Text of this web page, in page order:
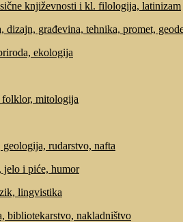
književnosti i kl. filologija, latinizam
dizajn, građevina, tehnika, promet,
ekologija
mitologija
rudarstvo, nafta
jelo i piće, humor
lingvistika
bibliotekarstvo, nakladništvo